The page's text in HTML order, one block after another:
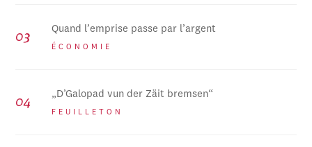
Quand l’emprise passe par l’argent
ÉCONOMIE
„D’Galopad vun der Zäit bremsen“
FEUILLETON